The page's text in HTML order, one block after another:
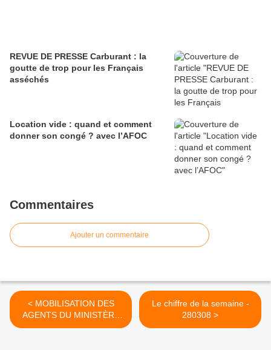
REVUE DE PRESSE Carburant : la
goutte de trop pour les Français
asséchés
Location vide : quand et comment
donner son congé ? avec l’AFOC
Commentaires
Ajouter un commentaire
< MOBILISATION DES
AGENTS DU MINISTÈRE
DE LA CULTURE - 270308
Le chiffre de la semaine -
280308 >